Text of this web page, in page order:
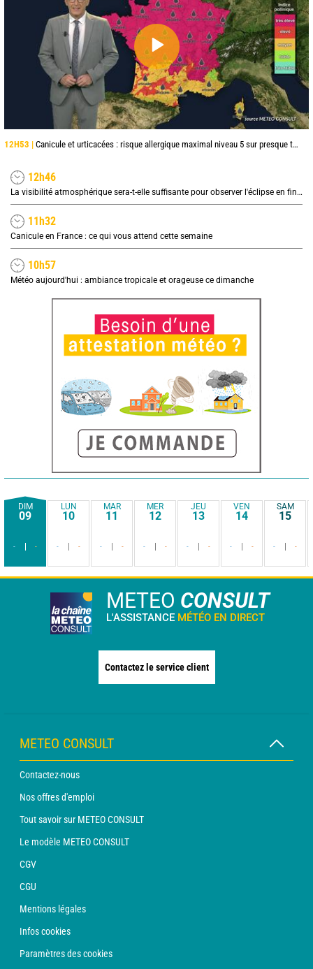
12H53 | Canicule et urticacées : risque allergique maximal niveau 5 sur presque toute la France lundi
12h46
La visibilité atmosphérique sera-t-elle suffisante pour observer l'éclipse en fin de journée ?
11h32
Canicule en France : ce qui vous attend cette semaine
10h57
Météo aujourd'hui : ambiance tropicale et orageuse ce dimanche
DIM
09
- -
LUN
10
- -
MAR
11
- -
MER
12
- -
JEU
13
- -
VEN
14
- -
SAM
15
- -
METEO CONSULT
L'ASSISTANCE MÉTÉO EN DIRECT
Contactez le service client
METEO CONSULT
Contactez-nous
Nos offres d'emploi
Tout savoir sur METEO CONSULT
Le modèle METEO CONSULT
CGV
CGU
Mentions légales
Infos cookies
Paramètres des cookies